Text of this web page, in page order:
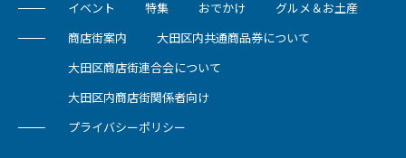
イベント 特集 おでかけ グルメ＆お土産
商店街案内 大田区内共通商品券について
大田区商店街連合会について
大田区内商店街関係者向け
プライバシーポリシー